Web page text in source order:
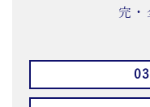
完・